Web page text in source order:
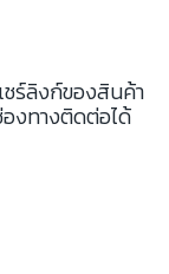
ร์ลิงก์ของสินค้า
งทางติดต่อได้